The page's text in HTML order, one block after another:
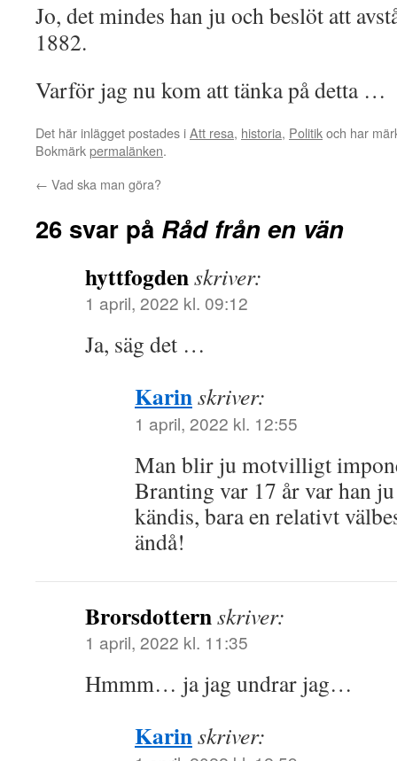
Jo, det mindes han ju och beslöt att
1882.
Varför jag nu kom att tänka på detta …
Det här inlägget postades iAtt resa, historia, Politikoch har
Bokmärkpermalänken.
← Vad ska man göra?
26 svar på Råd från en vän
hyttfogdenskriver:
1 april, 2022 kl. 09:12
Ja, säg det …
Karinskriver:
1 april, 2022 kl. 12:55
Man blir ju motvilligt
Branting var 17 år var han
kändis, bara en relativt
ändå!
Brorsdotternskriver:
1 april, 2022 kl. 11:35
Hmmm… ja jag undrar jag…
Karinskriver: